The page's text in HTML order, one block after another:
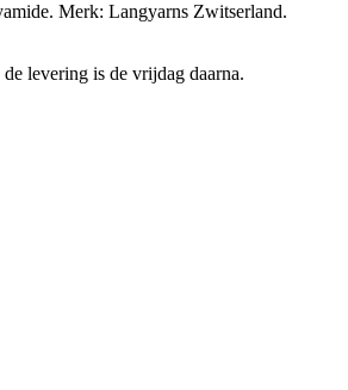
Merk: Langyarns Zwitserland.
levering is de vrijdag daarna.